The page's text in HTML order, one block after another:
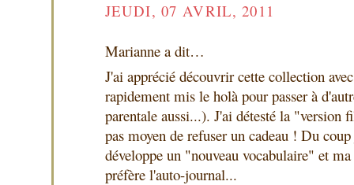
JEUDI, 07 AVRIL, 2011
Marianne a dit…
J'ai apprécié découvrir cette collection
rapidement mis le holà pour passer à
parentale aussi...). J'ai détesté la "version
pas moyen de refuser un cadeau ! Du
développe un "nouveau vocabulaire" et
préfère l'auto-journal...